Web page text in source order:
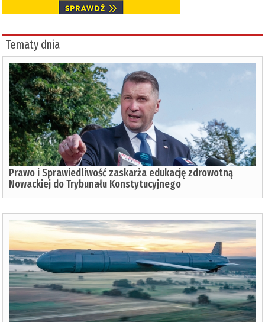
Tematy dnia
Prawo i Sprawiedliwość zaskarża edukację zdrowotną
Nowackiej do Trybunału Konstytucyjnego